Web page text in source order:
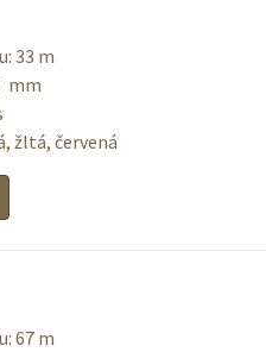
33 m
mm
žltá, červená
67 m